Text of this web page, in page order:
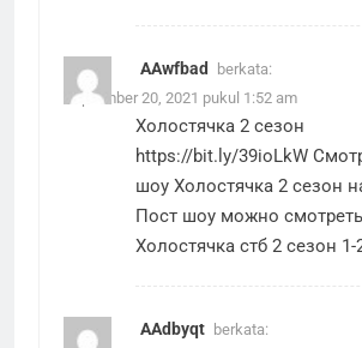
AAwfbad
berkata:
September 20, 2021 pukul 1:52 am
Холостячка 2 сезон
https://bit.ly/39ioLkW
шоу Холостячка 2 сезон
Пост шоу можно смотреть
Холостячка стб 2 сезон 1-
AAdbyqt berkata: